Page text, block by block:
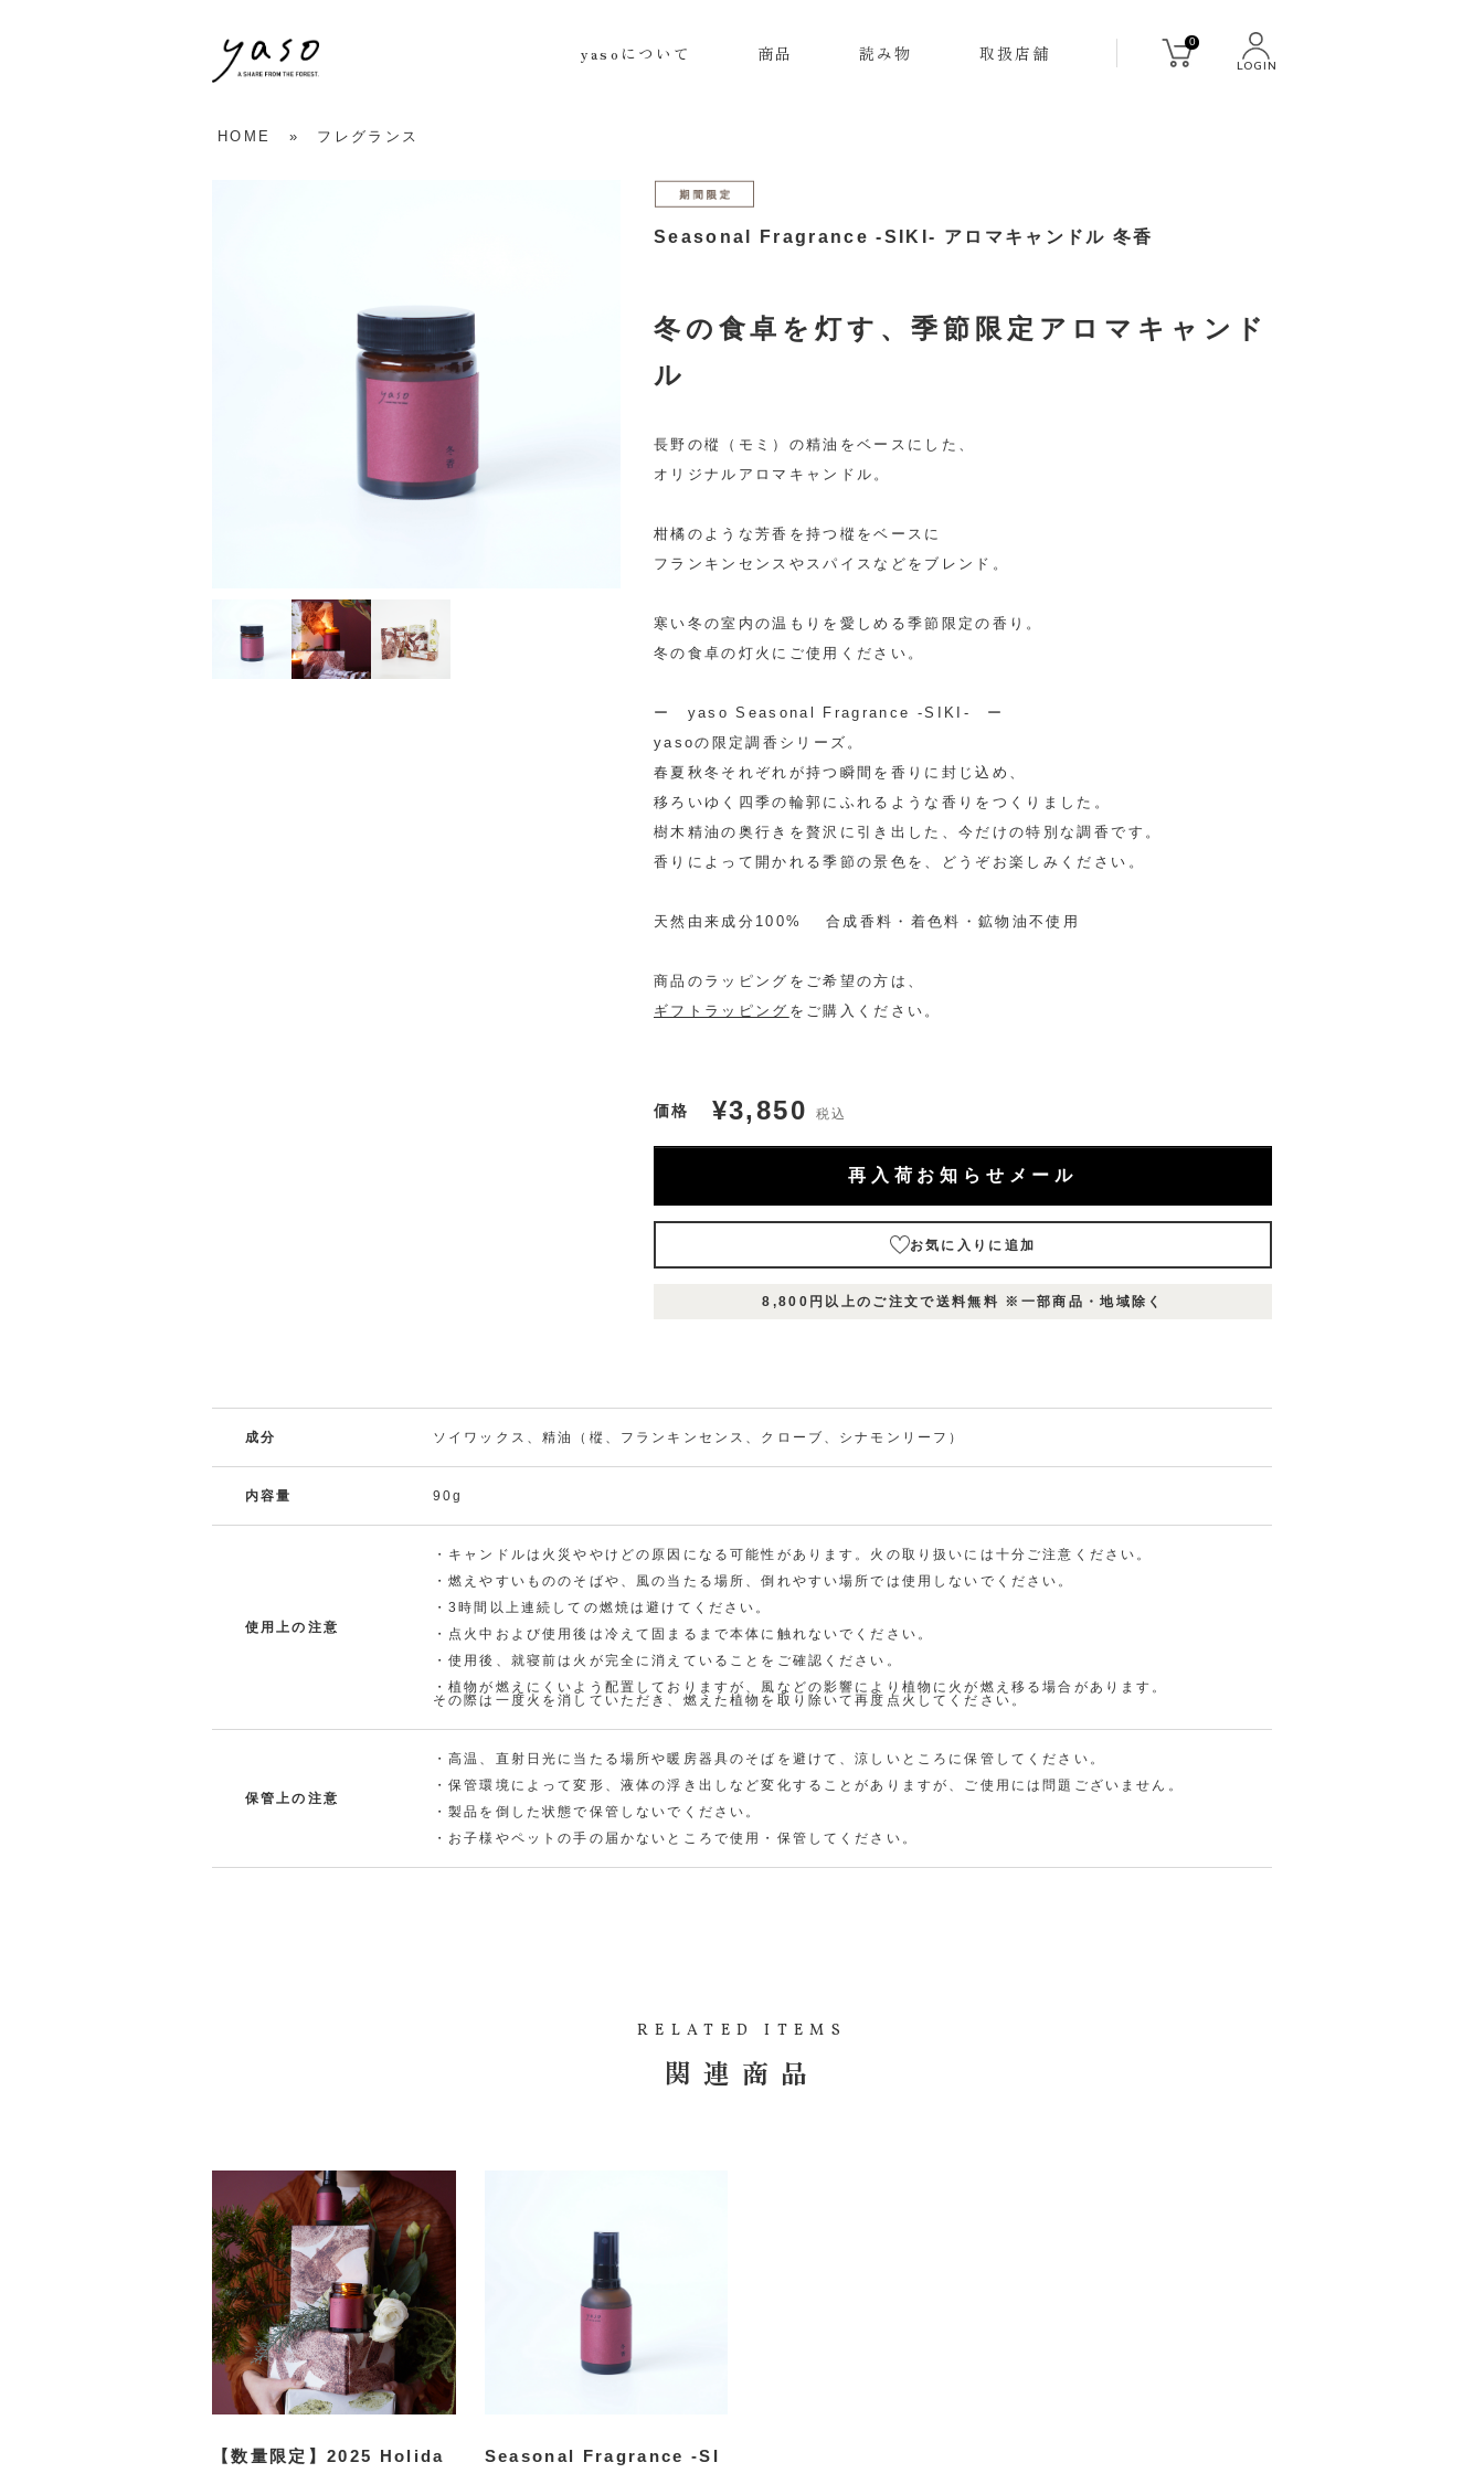
yasoについて 商品 読み物 取扱店舗
0
LOGIN
HOME » フレグランス
Seasonal Fragrance -SIKI- アロマキャンドル 冬香
冬の食卓を灯す、季節限定アロマキャンド
ル
長野の樅（モミ）の精油をベースにした、
オリジナルアロマキャンドル。
柑橘のような芳香を持つ樅をベースに
フランキンセンスやスパイスなどをブレンド。
寒い冬の室内の温もりを愛しめる季節限定の香り。
冬の食卓の灯火にご使用ください。
ー yaso Seasonal Fragrance -SIKI- ー
yasoの限定調香シリーズ。
春夏秋冬それぞれが持つ瞬間を香りに封じ込め、
移ろいゆく四季の輪郭にふれるような香りをつくりました。
樹木精油の奥行きを贅沢に引き出した、今だけの特別な調香です。
香りによって開かれる季節の景色を、どうぞお楽しみください。
天然由来成分100% 合成香料・着色料・鉱物油不使用
商品のラッピングをご希望の方は、
ギフトラッピング をご購入ください。
価格 ¥3,850 税込
再入荷お知らせメール
お気に入りに追加
在庫
在庫
数
に
入
知
ら
せ
メ
ル
申
込
al Fr
nce
- ア
ロマ
ンド
香」
の在
庫が
あり
8,800円以上のご注文で送料無料 ※一部商品・地域除く
成分 ソイワックス、精油（樅、フランキンセンス、クローブ、シナモンリーフ）
内容量 90g
使用上の注意
・キャンドルは火災ややけどの原因になる可能性があります。火の取り扱いには十分ご注意ください。
・燃えやすいもののそばや、風の当たる場所、倒れやすい場所では使用しないでください。
・3時間以上連続しての燃焼は避けてください。
・点火中および使用後は冷えて固まるまで本体に触れないでください。
・使用後、就寝前は火が完全に消えていることをご確認ください。
・植物が燃えにくいよう配置しておりますが、風などの影響により植物に火が燃え移る場合があります。
その際は一度火を消していただき、燃えた植物を取り除いて再度点火してください。
保管上の注意
・高温、直射日光に当たる場所や暖房器具のそばを避けて、涼しいところに保管してください。
・保管環境によって変形、液体の浮き出しなど変化することがありますが、ご使用には問題ございません。
・製品を倒した状態で保管しないでください。
・お子様やペットの手の届かないところで使用・保管してください。
RELATED ITEMS
関連商品
【数量限定】2025 Holida
Seasonal Fragrance -SI